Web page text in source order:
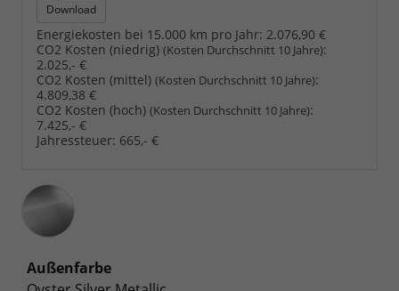
Download
Energiekosten bei 15.000 km pro Jahr: 2.076,90 €
CO2 Kosten (niedrig) (Kosten Durchschnitt 10 Jahre):
2.025,- €
CO2 Kosten (mittel) (Kosten Durchschnitt 10 Jahre):
4.809,38 €
CO2 Kosten (hoch) (Kosten Durchschnitt 10 Jahre):
7.425,- €
Jahressteuer: 665,- €
Außenfarbe